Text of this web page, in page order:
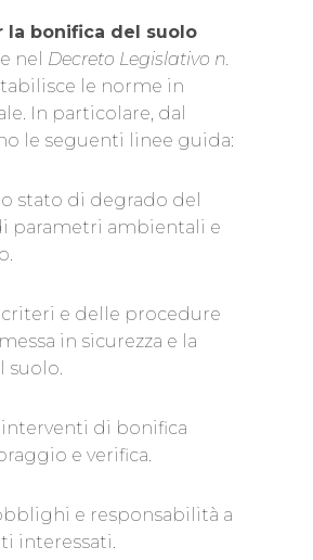
la bonifica del suolo
nel Decreto Legislativo n.
le norme in
In particolare, dal
le seguenti linee guida:
stato di degrado del
parametri ambientali e
e delle procedure
in sicurezza e la
suolo.
di bonifica
e verifica.
e responsabilità a
interessati.